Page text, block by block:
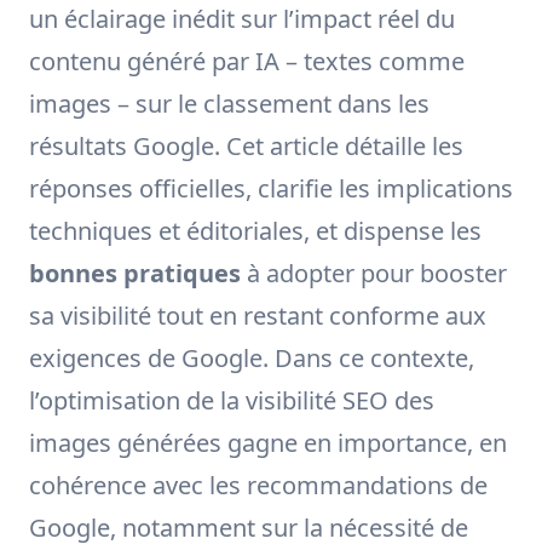
un éclairage inédit sur l’impact réel du
contenu généré par IA – textes comme
images – sur le classement dans les
résultats Google. Cet article détaille les
réponses officielles, clarifie les implications
techniques et éditoriales, et dispense les
bonnes pratiques à adopter pour booster
sa visibilité tout en restant conforme aux
exigences de Google. Dans ce contexte,
l’optimisation de la visibilité SEO des
images générées gagne en importance, en
cohérence avec les recommandations de
Google, notamment sur la nécessité de